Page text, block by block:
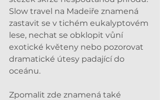
Slow travel na Madeiře znamená
zastavit se v tichém eukalyptovém
lese, nechat se obklopit vůní
exotické květeny nebo pozorovat
dramatické útesy padající do
oceánu.
Zpomalit zde znamená také